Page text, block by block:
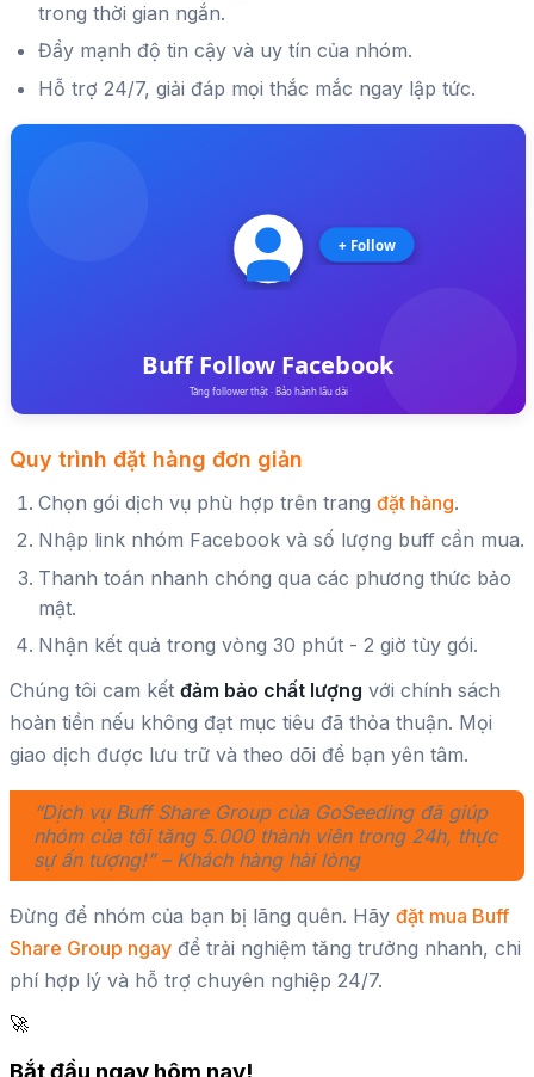
trong thời gian ngắn.
Đẩy mạnh độ tin cậy và uy tín của nhóm.
Hỗ trợ 24/7, giải đáp mọi thắc mắc ngay lập tức.
Quy trình đặt hàng đơn giản
Chọn gói dịch vụ phù hợp trên trang đặt hàng.
Nhập link nhóm Facebook và số lượng buff cần mua.
Thanh toán nhanh chóng qua các phương thức bảo
mật.
Nhận kết quả trong vòng 30 phút - 2 giờ tùy gói.
Chúng tôi cam kết đảm bảo chất lượng với chính sách
hoàn tiền nếu không đạt mục tiêu đã thỏa thuận. Mọi
giao dịch được lưu trữ và theo dõi để bạn yên tâm.
“Dịch vụ Buff Share Group của GoSeeding đã giúp
nhóm của tôi tăng 5.000 thành viên trong 24h, thực
sự ấn tượng!” – Khách hàng hài lòng
Đừng để nhóm của bạn bị lãng quên. Hãy đặt mua Buff
Share Group ngay để trải nghiệm tăng trưởng nhanh, chi
phí hợp lý và hỗ trợ chuyên nghiệp 24/7.
🚀
Bắt đầu ngay hôm nay!